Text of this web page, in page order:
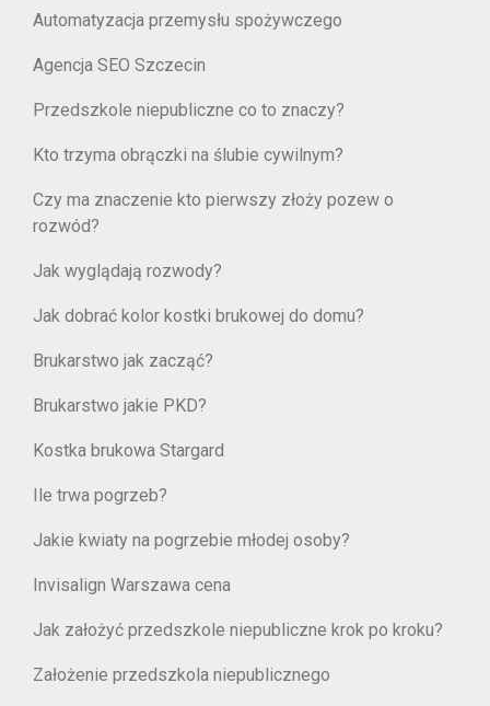
Automatyzacja przemysłu spożywczego
Agencja SEO Szczecin
Przedszkole niepubliczne co to znaczy?
Kto trzyma obrączki na ślubie cywilnym?
Czy ma znaczenie kto pierwszy złoży pozew o
rozwód?
Jak wyglądają rozwody?
Jak dobrać kolor kostki brukowej do domu?
Brukarstwo jak zacząć?
Brukarstwo jakie PKD?
Kostka brukowa Stargard
Ile trwa pogrzeb?
Jakie kwiaty na pogrzebie młodej osoby?
Invisalign Warszawa cena
Jak założyć przedszkole niepubliczne krok po kroku?
Założenie przedszkola niepublicznego